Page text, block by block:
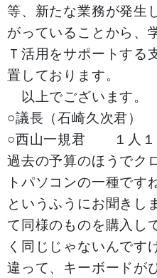
等、新たな業務が発生
がっていることから、
Ｔ活用をサポートする
置しております。
以上でございます。
○議長（石崎久次君）
○西山一規君 １人１
過去の予算のほうでク
トパソコンの一種です
というふうにお聞きし
て同様のものを購入し
く同じじゃないんです
違って、キーボードが